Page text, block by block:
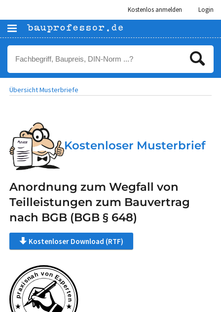
Kostenlos anmelden Login
Übersicht Musterbriefe
Kostenloser Musterbrief
Anordnung zum Wegfall von
Teilleistungen zum Bauvertrag
nach BGB (BGB § 648)
Kostenloser Download (RTF)